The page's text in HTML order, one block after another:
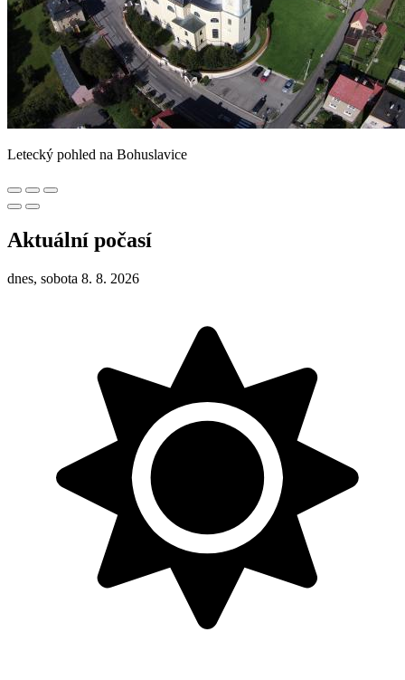
Letecký pohled na Bohuslavice
Aktuální počasí
dnes, sobota 8. 8. 2026